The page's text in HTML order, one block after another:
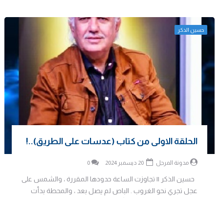
حسين الذكر
الحلقة الاولى من كتاب (عدسات على الطريق)..!
مدونة المرجل 0
حسين الذكر || تجاوزت الساعة حدودها المقررة ، والشمس على
عجل تجري نحو الغروب . الباص لم يصل بعد ، والمحطة بدأت